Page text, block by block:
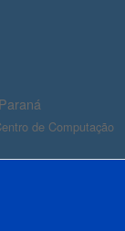
de Computação